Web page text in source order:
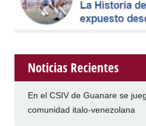
Noticias Recientes
En el CSIV de Guanare se
comunidad italo-venezolana